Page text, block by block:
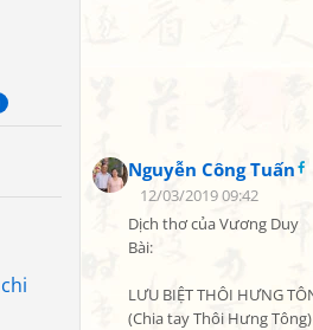
Nguyễn Công Tuấn
12/03/2019 09:42
Dịch thơ của Vương Duy
Bài:
LƯU BIỆT THÔI HƯNG
(Chia tay Thôi Hưng Tông)